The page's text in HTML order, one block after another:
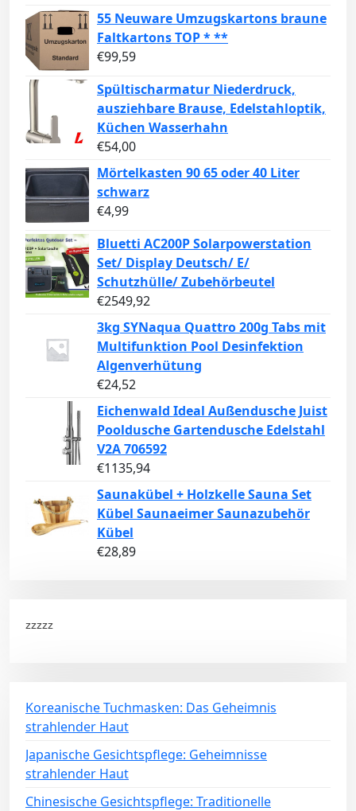
55 Neuware Umzugskartons braune
Faltkartons TOP * **
€99,59
Spültischarmatur Niederdruck,
ausziehbare Brause, Edelstahloptik,
Küchen Wasserhahn
€54,00
Mörtelkasten 90 65 oder 40 Liter
schwarz
€4,99
Bluetti AC200P Solarpowerstation
Set/ Display Deutsch/ E/
Schutzhülle/ Zubehörbeutel
€2549,92
3kg SYNaqua Quattro 200g Tabs mit
Multifunktion Pool Desinfektion
Algenverhütung
€24,52
Eichenwald Ideal Außendusche Juist
Pooldusche Gartendusche Edelstahl
V2A 706592
€1135,94
Saunakübel + Holzkelle Sauna Set
Kübel Saunaeimer Saunazubehör
Kübel
€28,89
zzzzz
Koreanische Tuchmasken: Das Geheimnis
strahlender Haut
Japanische Gesichtspflege: Geheimnisse
strahlender Haut
Chinesische Gesichtspflege: Traditionelle